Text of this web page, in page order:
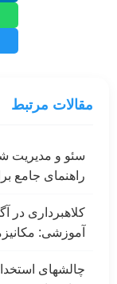
مقالات مرتبط
سئو و مدیریت
راهنمای جامع
کلاهبرداری در
آموزشی:
چالشهای